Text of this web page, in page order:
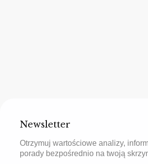
Newsletter
Otrzymuj wartościowe analizy,
porady bezpośrednio na twoją